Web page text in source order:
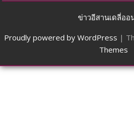
ข่าวอีสานเดลี่ออ
Proudly powered by WordPress |
Themes